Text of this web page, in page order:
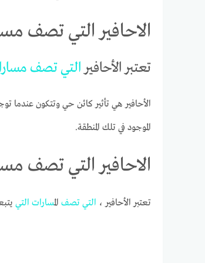
الاحافير التي تصف
تعتبر الأحافيرالتيتصف
الأحافير هي تأثير كائن حي وتتكون عندما
الموجود في تلك المنطقة.
الاحافير التي تصف
تعتبر الأحافير ، التي تصف المسارات التي